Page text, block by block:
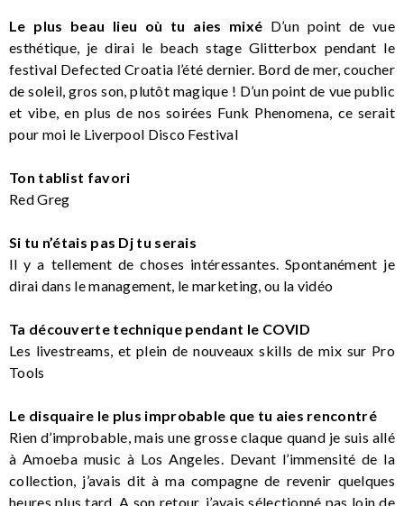
Le plus beau lieu où tu aies mixé D’un point de vue
esthétique, je dirai le beach stage Glitterbox pendant le
festival Defected Croatia l’été dernier. Bord de mer, coucher
de soleil, gros son, plutôt magique ! D’un point de vue public
et vibe, en plus de nos soirées Funk Phenomena, ce serait
pour moi le Liverpool Disco Festival
Ton tablist favori
Red Greg
Si tu n’étais pas Dj tu serais
Il y a tellement de choses intéressantes. Spontanément je
dirai dans le management, le marketing, ou la vidéo
Ta découverte technique pendant le COVID
Les livestreams, et plein de nouveaux skills de mix sur Pro
Tools
Le disquaire le plus improbable que tu aies rencontré
Rien d’improbable, mais une grosse claque quand je suis allé
à Amoeba music à Los Angeles. Devant l’immensité de la
collection, j’avais dit à ma compagne de revenir quelques
heures plus tard. A son retour, j’avais sélectionné pas loin de